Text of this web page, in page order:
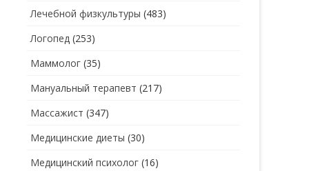
Лечебной физкультуры (483)
Логопед (253)
Маммолог (35)
Мануальный терапевт (217)
Массажист (347)
Медицинские диеты (30)
Медицинский психолог (16)